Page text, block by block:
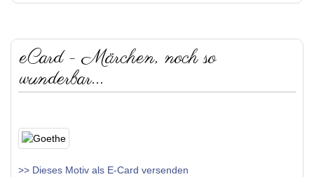
eCard - Märchen, noch so
wunderbar...
>> Dieses Motiv als E-Card versenden